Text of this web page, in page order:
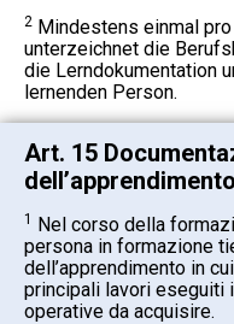
2 Mindestens einmal
unterzeichnet die
die Lerndokumentation
lernenden Person.
Art. 15
dell’apprendimento
1 Nel corso della
persona in formazione
dell’apprendimento in
principali lavori eseguiti
operative da acquisire.